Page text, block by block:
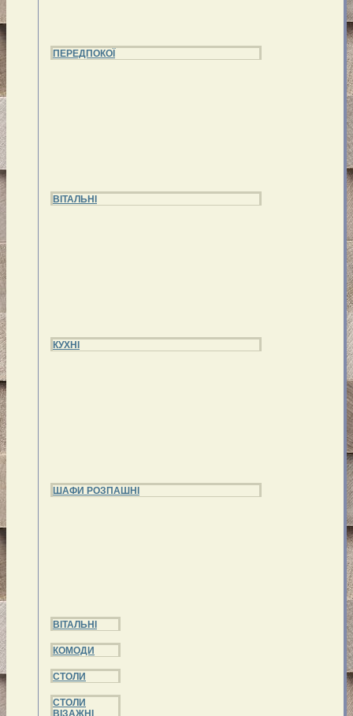
ПЕРЕДПОКОЇ
ВІТАЛЬНІ
КУХНІ
ШАФИ РОЗПАШНІ
ВІТАЛЬНІ
КОМОДИ
СТОЛИ
СТОЛИ
ВІЗАЖНІ